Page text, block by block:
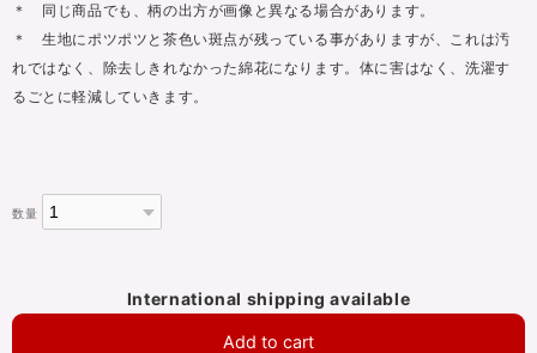
＊ 同じ商品でも、柄の出方が画像と異なる場合があります。
＊ 生地にポツポツと茶色い斑点が残っている事がありますが、これは汚
れではなく、除去しきれなかった綿花になります。体に害はなく、洗濯す
るごとに軽減していきます。
数量
International shipping available
Add to cart